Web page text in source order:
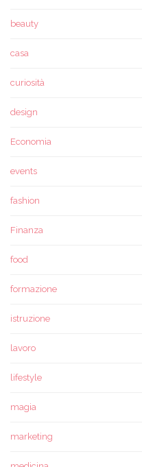
beauty
casa
curiosità
design
Economia
events
fashion
Finanza
food
formazione
istruzione
lavoro
lifestyle
magia
marketing